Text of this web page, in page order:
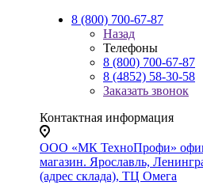
8 (800) 700-67-87
Назад
Телефоны
8 (800) 700-67-87
8 (4852) 58-30-58
Заказать звонок
Контактная информация
ООО «МК ТехноПрофи»
магазин. Ярославль,
(адрес склада), ТЦ Омега